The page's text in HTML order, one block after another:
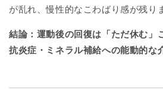
が乱れ、慢性的なこわばり感が残り
結論：運動後の回復は「ただ休む」
抗炎症・ミネラル補給への能動的な